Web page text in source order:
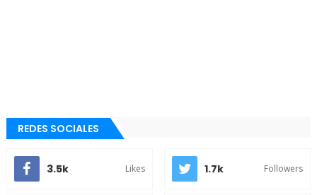
REDES SOCIALES
3.5k Likes 1.7k Followers